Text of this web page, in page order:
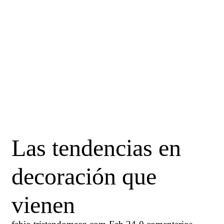
Las tendencias en
decoración que
vienen